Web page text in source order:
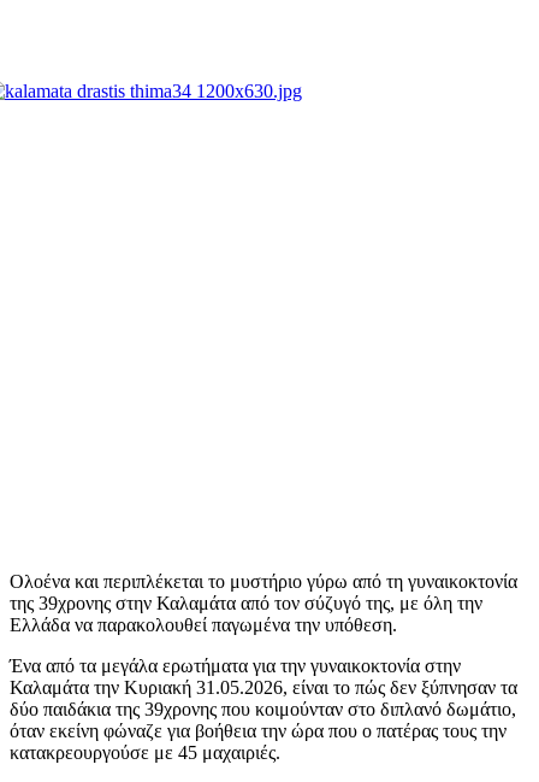
Ολοένα και περιπλέκεται το μυστήριο γύρω από τη γυναικοκτονία
της 39χρονης στην Καλαμάτα από τον σύζυγό της, με όλη την
Ελλάδα να παρακολουθεί παγωμένα την υπόθεση.
Ένα από τα μεγάλα ερωτήματα για την γυναικοκτονία στην
Καλαμάτα την Κυριακή 31.05.2026, είναι το πώς δεν ξύπνησαν τα
δύο παιδάκια της 39χρονης που κοιμούνταν στο διπλανό δωμάτιο,
όταν εκείνη φώναζε για βοήθεια την ώρα που ο πατέρας τους την
κατακρεουργούσε με 45 μαχαιριές.